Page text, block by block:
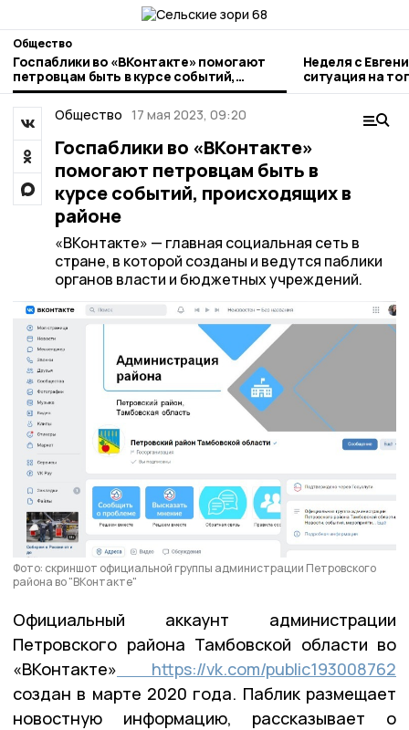
Общество
Госпаблики во «ВКонтакте» помогают
петровцам быть в курсе событий,
происходящих в районе
Неделя с
ситуация на
городе и
Общество 17 мая 2023, 09:20
Госпаблики во «ВКонтакте»
помогают петровцам быть в
курсе событий, происходящих в
районе
«ВКонтакте» — главная социальная сеть в
стране, в которой созданы и ведутся паблики
органов власти и бюджетных учреждений.
Фото: скриншот официальной группы администрации Петровского
района во "ВКонтакте"
Официальный аккаунт администрации
Петровского района Тамбовской области во
«ВКонтакте» https://vk.com/public193008762
создан в марте 2020 года. Паблик размещает
новостную информацию, рассказывает о